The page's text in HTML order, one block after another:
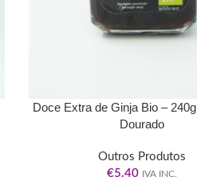
Doce Extra de Ginja Bio –
Dourado
Outros Produtos
€5.40 IVA INC.